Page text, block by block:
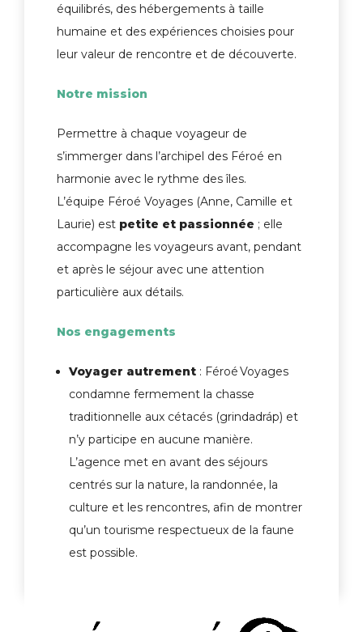
équilibrés, des hébergements à taille
humaine et des expériences choisies pour
leur valeur de rencontre et de découverte.
Notre mission
Permettre à chaque voyageur de
s’immerger dans l’archipel des Féroé en
harmonie avec le rythme des îles.
L’équipe Féroé Voyages (Anne, Camille et
Laurie) est petite et passionnée ; elle
accompagne les voyageurs avant, pendant
et après le séjour avec une attention
particulière aux détails.
Nos engagements
Voyager autrement : Féroé Voyages
condamne fermement la chasse
traditionnelle aux cétacés (grindadráp) et
n’y participe en aucune manière.
L’agence met en avant des séjours
centrés sur la nature, la randonnée, la
culture et les rencontres, afin de montrer
qu’un tourisme respectueux de la faune
est possible.